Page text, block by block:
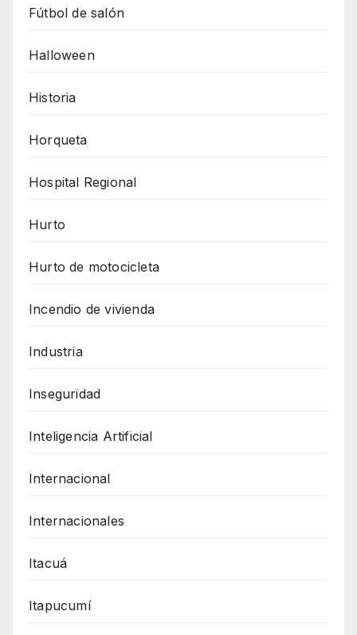
Fútbol de salón
Halloween
Historia
Horqueta
Hospital Regional
Hurto
Hurto de motocicleta
Incendio de vivienda
Industria
Inseguridad
Inteligencia Artificial
Internacional
Internacionales
Itacuá
Itapucumí